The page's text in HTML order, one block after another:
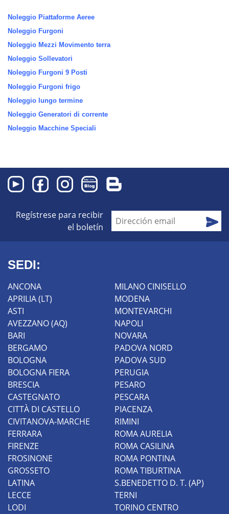
Noleggio Piattaforme Aeree
Noleggio Furgoni
Noleggio Mezzi Movimento terra
Noleggio Sollevatori
Noleggio Furgoni 9 Posti
Noleggio Furgoni frigo
Noleggio lungo termine
Noleggio Generatori di corrente
Noleggio Macchine Speciali
Regístrese para recibir
el boletín
SEDI:
ANCONA
APRILIA (LT)
ASTI
AVEZZANO (AQ)
BARI
BERGAMO
BOLOGNA
BOLOGNA FIERA
BRESCIA
CASTEGNATO
CITTÀ DI CASTELLO
CIVITANOVA-MARCHE
FERRARA
FIRENZE
FROSINONE
GROSSETO
LATINA
LECCE
LODI
MILANO CINISELLO
MODENA
MONTEVARCHI
NAPOLI
NOVARA
PADOVA NORD
PADOVA SUD
PERUGIA
PESARO
PESCARA
PIACENZA
RIMINI
ROMA AURELIA
ROMA CASILINA
ROMA PONTINA
ROMA TIBURTINA
S.BENEDETTO D. T. (AP)
TERNI
TORINO CENTRO